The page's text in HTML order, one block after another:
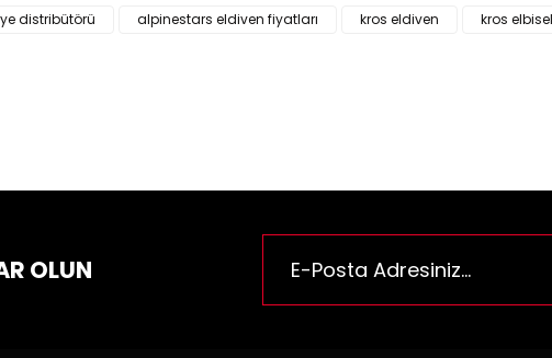
Bu ürüne ilk yorumu siz yapın!
iletebilirsiniz.
önerileriniz için teşekkür ederiz.
distribütörü alpinestars eldiven fiyatları kros eldiven kros
OLUN